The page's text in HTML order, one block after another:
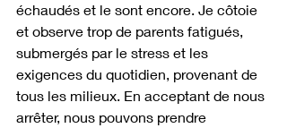
échaudés et le sont encore. Je côtoie
et observe trop de parents fatigués,
submergés par le stress et les
exigences du quotidien, provenant de
tous les milieux. En acceptant de nous
arrêter, nous pouvons prendre